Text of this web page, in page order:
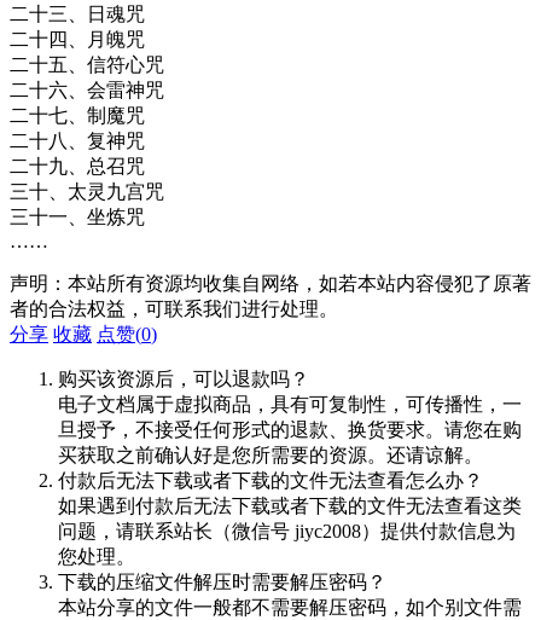
二十三、日魂咒
二十四、月魄咒
二十五、信符心咒
二十六、会雷神咒
二十七、制魔咒
二十八、复神咒
二十九、总召咒
三十、太灵九宫咒
三十一、坐炼咒
……
声明：本站所有资源均收集自网络，如若本站内容侵犯了原著
者的合法权益，可联系我们进行处理。
分享 收藏 点赞(0)
购买该资源后，可以退款吗？
电子文档属于虚拟商品，具有可复制性，可传播性，一
旦授予，不接受任何形式的退款、换货要求。请您在购
买获取之前确认好是您所需要的资源。还请谅解。
付款后无法下载或者下载的文件无法查看怎么办？
如果遇到付款后无法下载或者下载的文件无法查看这类
问题，请联系站长（微信号 jiyc2008）提供付款信息为
您处理。
下载的压缩文件解压时需要解压密码？
本站分享的文件一般都不需要解压密码，如个别文件需